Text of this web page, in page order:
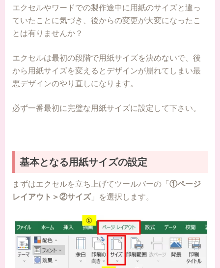
エクセルやワードでの製作途中に用紙のサイズと違っ
ていたことに気づき、後からの変更が大変になったこ
とは有りませんか？
エクセルは最初の段階で用紙サイズを決めないで、後
から用紙サイズを変えるとデザインが崩れてしまい最
悪デザインのやり直しになります。
必ず一番最初に完璧な用紙サイズに設定して下さい。
基本となる用紙サイズの設定
まずはエクセルを立ち上げてツールバーの「 ①ページ
レイアウト＞②サイズ」を選択します。